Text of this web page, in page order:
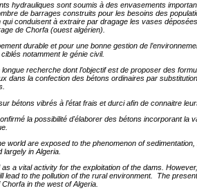
hydrauliques sont soumis à des envasements
de barrages construits pour les besoins des
qui conduisent à extraire par dragage les vases
de Chorfa (ouest algérien).
durable et pour une bonne gestion de
notamment le génie civil.
longue recherche dont l’objectif est de proposer des
dans la confection des bétons ordinaires par
bétons vibrés à l’état frais et durci afin de connaitre
la possibilité d'élaborer des bétons incorporant la
world are exposed to the phenomenon of
largely in Algeria.
a vital activity for the exploitation of the dams.
lead to the pollution of the rural environment. The
in the west of Algeria.